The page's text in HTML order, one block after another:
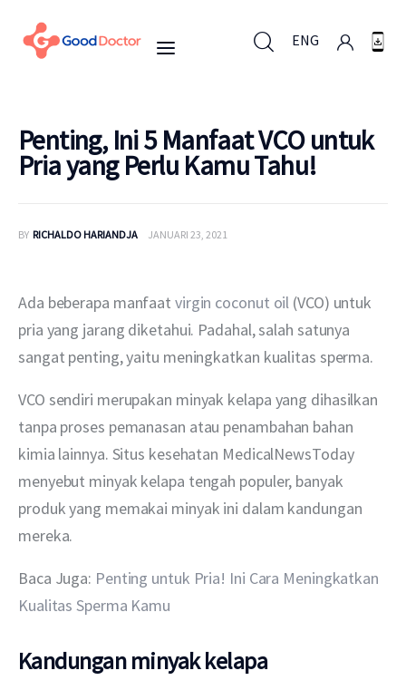
ENG
ENG
Mengapa Good Doctor
Berita
Penting, Ini 5 Manfaat VCO untuk
Pria yang Perlu Kamu Tahu!
BY RICHALDO HARIANDJA JANUARI 23, 2021
Ada beberapa manfaat virgin coconut oil (VCO) untuk
pria yang jarang diketahui. Padahal, salah satunya
sangat penting, yaitu meningkatkan kualitas sperma.
VCO sendiri merupakan minyak kelapa yang dihasilkan
tanpa proses pemanasan atau penambahan bahan
kimia lainnya. Situs kesehatan MedicalNewsToday
menyebut minyak kelapa tengah populer, banyak
produk yang memakai minyak ini dalam kandungan
mereka.
Baca Juga: Penting untuk Pria! Ini Cara Meningkatkan
Kualitas Sperma Kamu
Kandungan minyak kelapa